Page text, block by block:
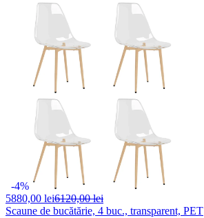
-4%
5880,00 lei6120,00 lei
Scaune de bucătărie, 4 buc., transparent, PET